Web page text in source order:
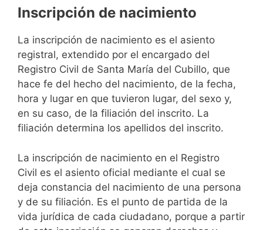
Inscripción de nacimiento
La inscripción de nacimiento es el asiento
registral, extendido por el encargado del
Registro Civil de Santa María del Cubillo, que
hace fe del hecho del nacimiento, de la fecha,
hora y lugar en que tuvieron lugar, del sexo y,
en su caso, de la filiación del inscrito. La
filiación determina los apellidos del inscrito.
La inscripción de nacimiento en el Registro
Civil es el asiento oficial mediante el cual se
deja constancia del nacimiento de una persona
y de su filiación. Es el punto de partida de la
vida jurídica de cada ciudadano, porque a partir